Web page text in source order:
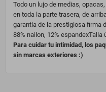
Todo un lujo de medias,
en toda la parte trasera, de
garantía de la prestigiosa firma
88% nailon, 12% espandexTalla
Para cuidar tu intimidad, los
sin marcas exteriores :)